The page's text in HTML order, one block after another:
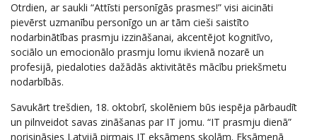
Otrdien, ar saukli “Attīsti personīgās prasmes!” visi aicināti
pievērst uzmanību personīgo un ar tām cieši saistīto
nodarbinātības prasmju izzināšanai, akcentējot kognitīvo,
sociālo un emocionālo prasmju lomu ikvienā nozarē un
profesijā, piedaloties dažādās aktivitātēs mācību priekšmetu
nodarbībās.
Savukārt trešdien, 18. oktobrī, skolēniem būs iespēja pārbaudīt
un pilnveidot savas zināšanas par IT jomu. “IT prasmju dienā”
norisināsies Latvijā pirmais IT eksāmens skolām. Eksāmenā